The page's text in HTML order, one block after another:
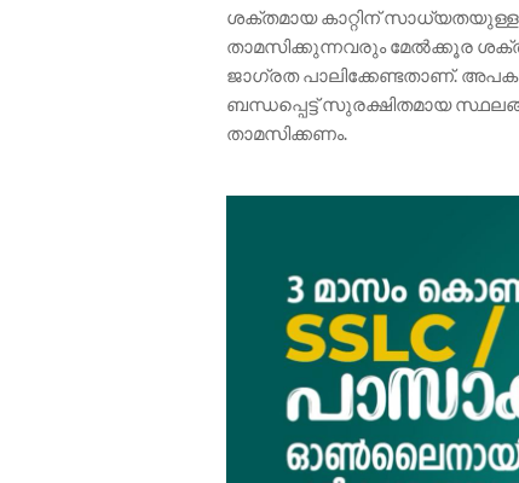
ശക്തമായ കാറ്റിന്
താമസിക്കുന്നവരും മേൽക്കൂര
ജാഗ്രത പാലിക്കേണ്ടതാണ്.
ബന്ധപ്പെട്ട് സുരക്ഷിതമായ
താമസിക്കണം.